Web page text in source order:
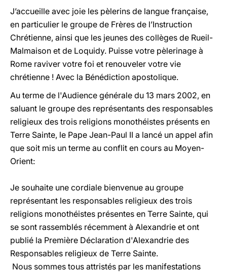
J’accueille avec joie les pèlerins de langue française,
en particulier le groupe de Frères de l’Instruction
Chrétienne, ainsi que les jeunes des collèges de Rueil-
Malmaison et de Loquidy. Puisse votre pèlerinage à
Rome raviver votre foi et renouveler votre vie
chrétienne ! Avec la Bénédiction apostolique.
Au terme de l'Audience générale du 13 mars 2002, en
saluant le groupe des représentants des responsables
religieux des trois religions monothéistes présents en
Terre Sainte, le Pape Jean-Paul II a lancé un appel afin
que soit mis un terme au conflit en cours au Moyen-
Orient:
Je souhaite une cordiale bienvenue au groupe
représentant les responsables religieux des trois
religions monothéistes présentes en Terre Sainte, qui
se sont rassemblés récemment à Alexandrie et ont
publié la Première Déclaration d'Alexandrie des
Responsables religieux de Terre Sainte.
Nous sommes tous attristés par les manifestations